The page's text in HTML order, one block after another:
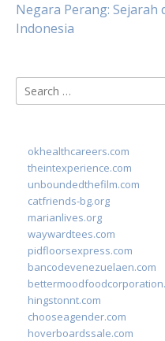
Negara Perang: Sejarah
Indonesia
Search
for:
okhealthcareers.com
theintexperience.com
unboundedthefilm.com
catfriends-bg.org
marianlives.org
waywardtees.com
pidfloorsexpress.com
bancodevenezuelaen.com
hingstonnt.com
chooseagender.com
hoverboardssale.com